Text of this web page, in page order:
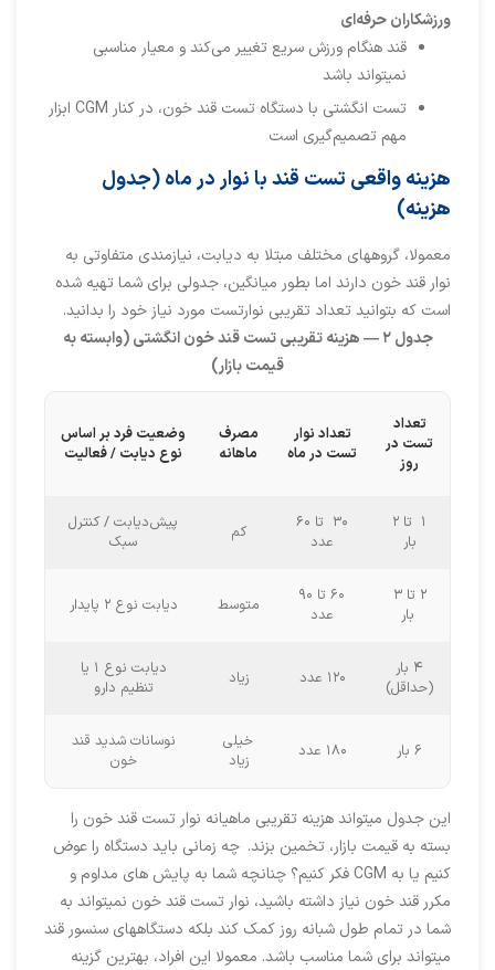
ورزشکاران حرفه‌ای
قند هنگام ورزش سریع تغییر می‌کند و معیار مناسبی
نمیتواند باشد
تست انگشتی با دستگاه تست قند خون، در کنار CGM ابزار
مهم تصمیم‌گیری است
هزینه واقعی تست قند با نوار در ماه (جدول
هزینه)
معمولا، گروههای مختلف مبتلا به دیابت، نیازمندی متفاوتی به
نوار قند خون دارند اما بطور میانگین، جدولی برای شما تهیه شده
است که بتوانید تعداد تقریبی نوارتست مورد نیاز خود را بدانید.
جدول ۲ —هزینه تقریبی تست قند خون انگشتی (وابسته به
قیمت بازار)
تعداد
تست در
روز
تعداد نوار
تست در ماه
مصرف
ماهانه
وضعیت فرد بر اساس
نوع دیابت / فعالیت
۱ تا ۲
بار
۳۰ تا ۶۰
عدد
کم
پیش‌دیابت / کنترل
سبک
۲ تا ۳
بار
۶۰ تا ۹۰
عدد
متوسط دیابت نوع ۲ پایدار
۴ بار
(حداقل)
۱۲۰ عدد زیاد
دیابت نوع ۱ یا
تنظیم دارو
۶ بار ۱۸۰ عدد
خیلی
زیاد
نوسانات شدید قند
خون
این جدول میتواند هزینه تقریبی ماهیانه نوار تست قند خون را
بسته به قیمت بازار، تخمین بزند. چه زمانی باید دستگاه را عوض
کنیم یا به CGM فکر کنیم؟ چنانچه شما به پایش های مداوم و
مکرر قند خون نیاز داشته باشید، نوار تست قند خون نمیتواند به
شما در تمام طول شبانه روز کمک کند بلکه دستگاههای سنسور قند
میتواند برای شما مناسب باشد. معمولا این افراد، بهترین گزینه